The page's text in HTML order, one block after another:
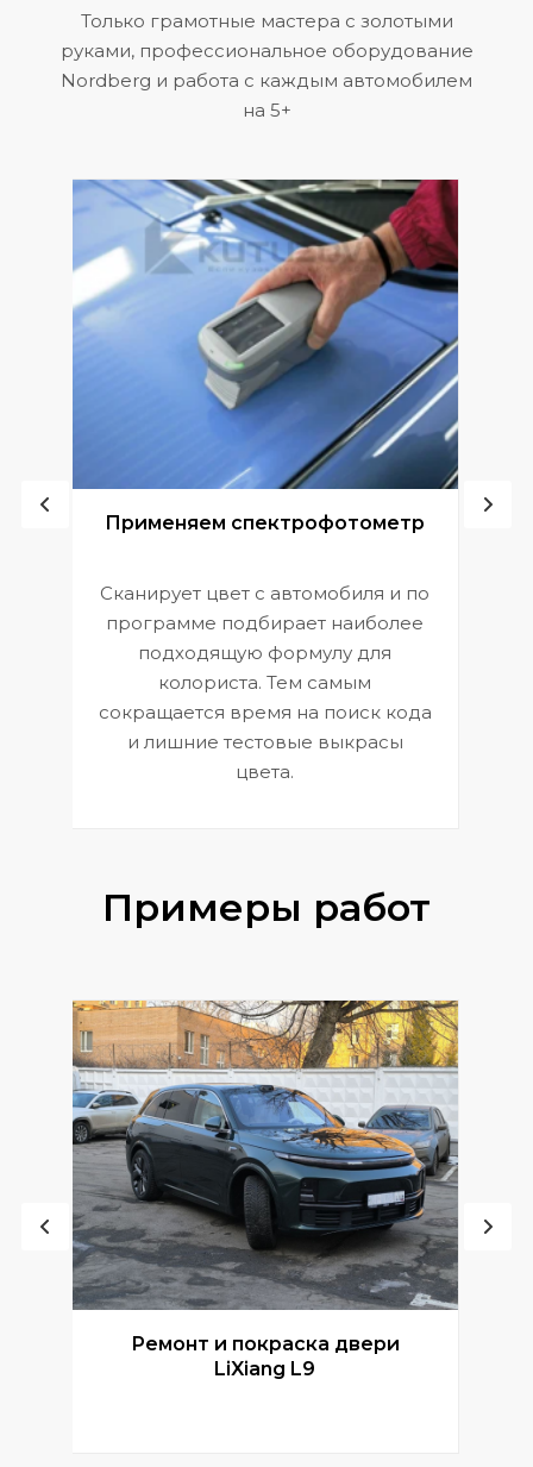
Только грамотные мастера с золотыми
руками, профессиональное оборудование
Nordberg и работа с каждым автомобилем
на 5+
Применяем спектрофотометр
Сканирует цвет с автомобиля и по
программе подбирает наиболее
подходящую формулу для
колориста. Тем самым
сокращается время на поиск кода
и лишние тестовые выкрасы
цвета.
Примеры работ
Ремонт и покраска двери
LiXiang L9